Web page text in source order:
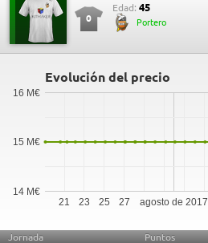
0
Edad: 45
Portero
Evolución del precio
agosto de 2017
21 23 25 27
14 M€
15 M€
16 M€
Jornada Puntos